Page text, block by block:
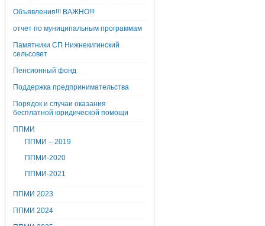
Объявления!!! ВАЖНО!!!
отчет по муниципальным программам
Памятники СП Нижнекигинский
сельсовет
Пенсионный фонд
Поддержка предпринимательства
Порядок и случаи оказания
бесплатной юридической помощи
ППМИ
ППМИ – 2019
ППМИ-2020
ППМИ-2021
ППМИ 2023
ППМИ 2024